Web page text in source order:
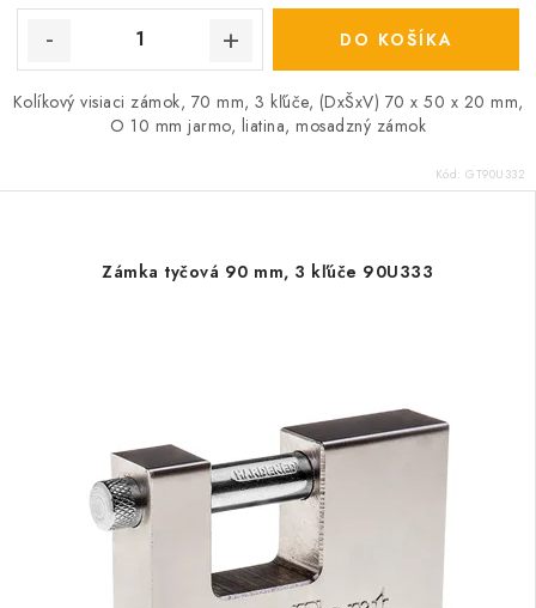
DO KOŠÍKA
Kolíkový visiaci zámok, 70 mm, 3 kľúče, (DxŠxV) 70 x 50 x 20 mm,
O 10 mm jarmo, liatina, mosadzný zámok
Kód: GT90U332
Zámka tyčová 90 mm, 3 kľúče 90U333